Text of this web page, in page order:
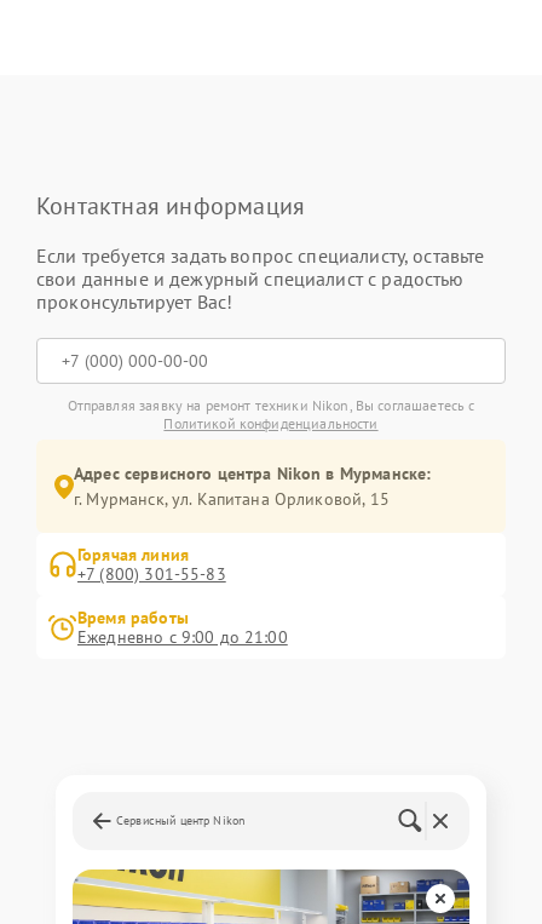
Контактная информация
Если требуется задать вопрос специалисту, оставьте
свои данные и дежурный специалист с радостью
проконсультирует Вас!
Отправляя заявку на ремонт техники Nikon, Вы соглашаетесь с
Политикой конфиденциальности
Адрес сервисного центра Nikon в Мурманске:
г. Мурманск, ул. Капитана Орликовой, 15
Горячая линия
+7 (800) 301-55-83
Время работы
Ежедневно с 9:00 до 21:00
Сервисный центр Nikon